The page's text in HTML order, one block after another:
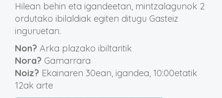
Hilean behin eta igandeetan, mintzalagunok 2
ordutako ibilaldiak egiten ditugu Gasteiz
inguruetan.
Non? Arka plazako ibiltaritik
Nora? Gamarrara
Noiz? Ekainaren 30ean, igandea, 10:00etatik
12ak arte